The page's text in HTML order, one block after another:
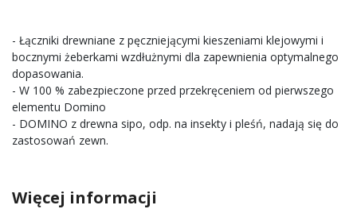
- Łączniki drewniane z pęczniejącymi kieszeniami klejowymi i
bocznymi żeberkami wzdłużnymi dla zapewnienia optymalnego
dopasowania.
- W 100 % zabezpieczone przed przekręceniem od pierwszego
elementu Domino
- DOMINO z drewna sipo, odp. na insekty i pleśń, nadają się do
zastosowań zewn.
Więcej informacji